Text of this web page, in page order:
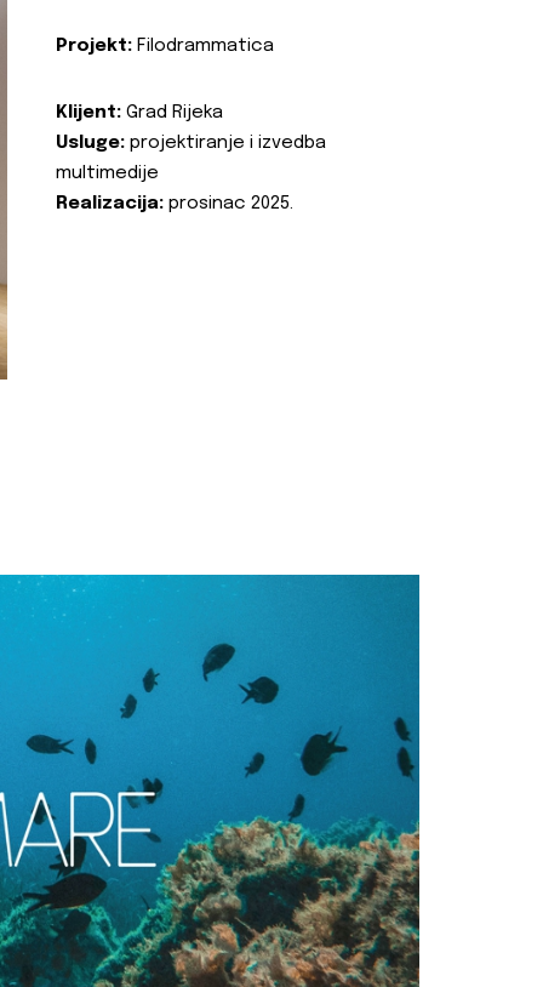
Projekt: Filodrammatica
Klijent: Grad Rijeka
Usluge: projektiranje i izvedba
multimedije
Realizacija: prosinac 2025.